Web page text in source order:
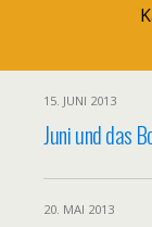
15. JUNI 2013
Juni und das
20. MAI 2013